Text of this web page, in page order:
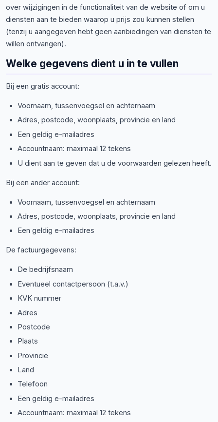
over wijzigingen in de functionaliteit van de website of om u
diensten aan te bieden waarop u prijs zou kunnen stellen
(tenzij u aangegeven hebt geen aanbiedingen van diensten te
willen ontvangen).
Welke gegevens dient u in te vullen
Bij een gratis account:
Voornaam, tussenvoegsel en achternaam
Adres, postcode, woonplaats, provincie en land
Een geldig e-mailadres
Accountnaam: maximaal 12 tekens
U dient aan te geven dat u de voorwaarden gelezen heeft.
Bij een ander account:
Voornaam, tussenvoegsel en achternaam
Adres, postcode, woonplaats, provincie en land
Een geldig e-mailadres
De factuurgegevens:
De bedrijfsnaam
Eventueel contactpersoon (t.a.v.)
KVK nummer
Adres
Postcode
Plaats
Provincie
Land
Telefoon
Een geldig e-mailadres
Accountnaam: maximaal 12 tekens